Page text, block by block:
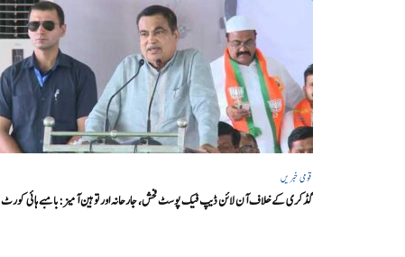
قومی خبریں
گڈکری کے خلاف آن لائن ڈیپ فیک پوسٹ فحش، جارحانہ اور توہین آمیز:بامبے ہائی کورٹ